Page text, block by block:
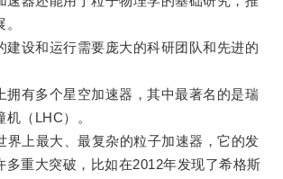
设和运行需要庞大的科研团队和先进的
有多个星空加速器，其中最著名的是瑞
（LHC）。
上最大、最复杂的粒子加速器，它的发
多重大突破，比如在2012年发现了希格斯